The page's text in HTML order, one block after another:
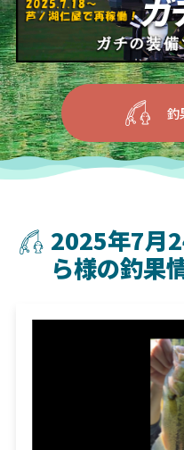
釣
2025年7月
ら様の釣果